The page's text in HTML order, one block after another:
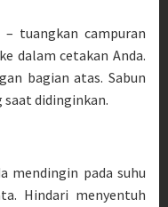
tuangkan campuran
dalam cetakan Anda.
bagian atas. Sabun
didinginkan.
mendingin pada suhu
Hindari menyentuh